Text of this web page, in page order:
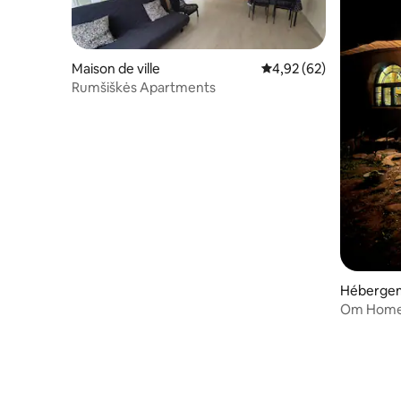
Maison de ville Évaluation moyenne
4,92 (62)
Rumšiškės Apartments
Om